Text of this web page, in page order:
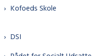
Kofoeds Skole
DSI